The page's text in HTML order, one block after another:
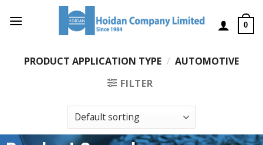
0
PRODUCT APPLICATION TYPE / AUTOMOTIVE
FILTER